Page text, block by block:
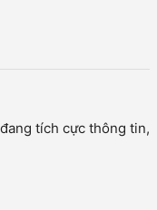
tích cực thông tin,